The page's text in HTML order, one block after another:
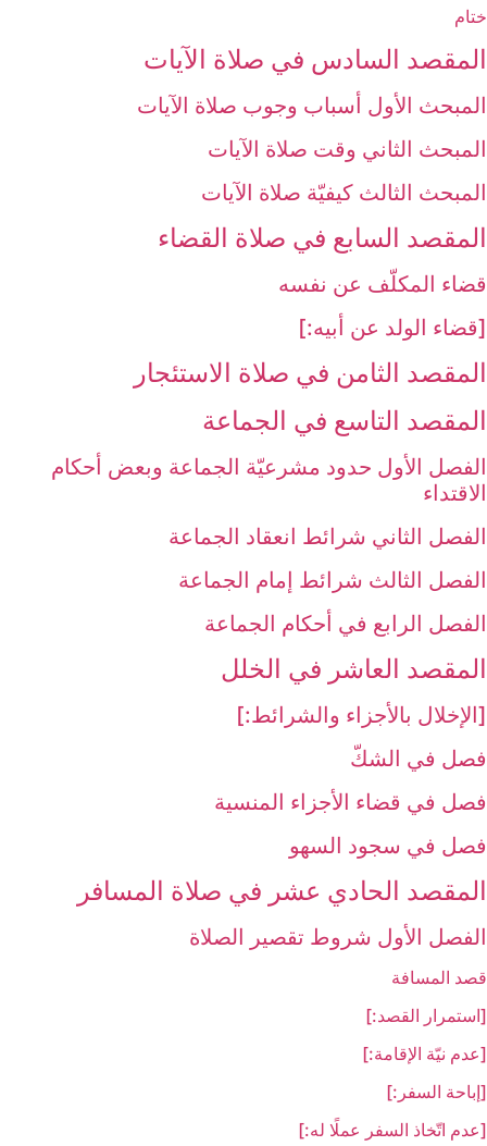
ختام
المقصد السادس في صلاة الآيات‏
المبحث الأول أسباب وجوب صلاة الآيات‏
المبحث الثاني وقت صلاة الآيات‏
المبحث الثالث كيفيّة صلاة الآيات‏
المقصد السابع في صلاة القضاء
قضاء المكلّف عن نفسه
[قضاء الولد عن أبيه:]
المقصد الثامن في صلاة الاستئجار
المقصد التاسع في الجماعة
الفصل الأول حدود مشرعيّة الجماعة وبعض أحكام
الاقتداء
الفصل الثاني شرائط انعقاد الجماعة
الفصل الثالث شرائط إمام الجماعة
الفصل الرابع في أحكام الجماعة
المقصد العاشر في الخلل‏
[الإخلال بالأجزاء والشرائط:]
فصل في الشكّ
فصل في قضاء الأجزاء المنسية
فصل في سجود السهو
المقصد الحادي عشر في صلاة المسافر
الفصل الأول شروط تقصير الصلاة
قصد المسافة
[استمرار القصد:]
[عدم نيّة الإقامة:]
[إباحة السفر:]
[عدم اتّخاذ السفر عملًا له:]